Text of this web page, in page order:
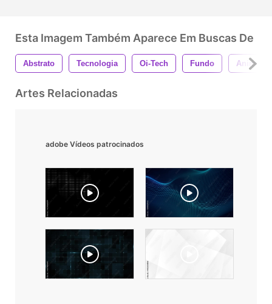
Esta Imagem Também Aparece Em Buscas De
Abstrato Tecnologia Oi-Tech Fundo
Artes Relacionadas
adobe Vídeos patrocinados